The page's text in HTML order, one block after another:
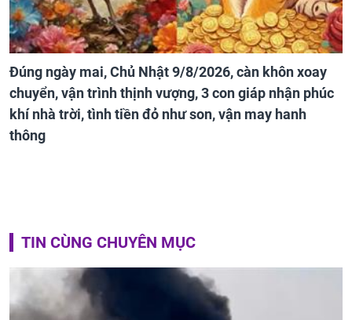
Đúng ngày mai, Chủ Nhật 9/8/2026, càn khôn xoay
chuyển, vận trình thịnh vượng, 3 con giáp nhận phúc
khí nhà trời, tình tiền đỏ như son, vận may hanh
thông
TIN CÙNG CHUYÊN MỤC